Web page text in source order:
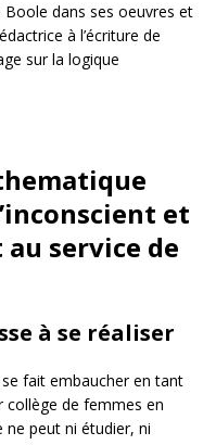
dans ses oeuvres et
à l’écriture de
sur la logique
et
service de
à se réaliser
fait embaucher en tant
collège de femmes en
ne peut ni étudier, ni